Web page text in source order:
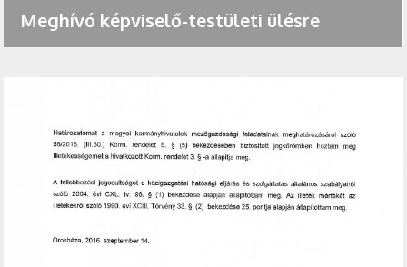
Meghívó képviselő-testületi ülésre